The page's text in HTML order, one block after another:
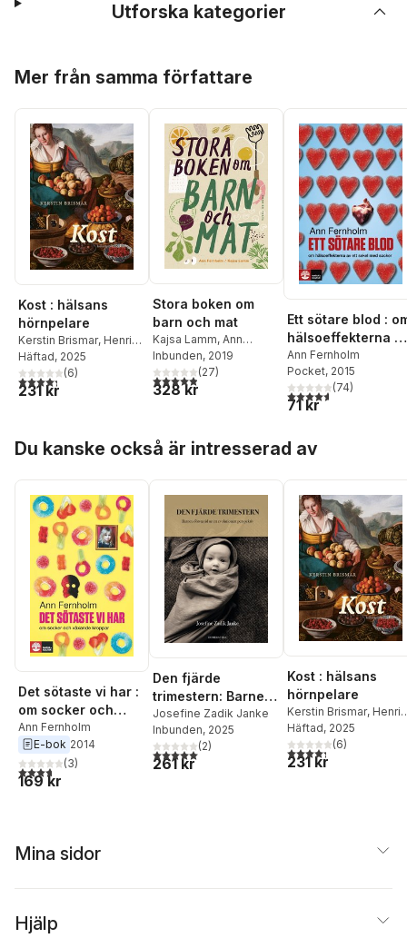
Utforska kategorier
Mer från samma författare
Kost : hälsans
hörnpelare
Kerstin Brismar, Henrik
Ennart,Robert Caesar
Amrendra Mishra
Longo,Ann Fernholm
Granqvist
Häftad, 2025
4,3utav 5 stjärnor. Totalt antal röster:
(6)
231 kr
Stora boken om
barn och mat
Kajsa Lamm, Ann
Fernholm
Inbunden, 2019
4,9utav 5 stjärnor. Totalt antal röster:
(27)
328 kr
Ett sötare blod :
hälsoeffekterna
ett sekel med
socker
Ann Fernholm
Pocket, 2015
4,6utav 5 stjärnor.
(74)
71 kr
Du kanske också är intresserad av
Det sötaste vi har :
om socker och
växande kroppar
Ann Fernholm
E-bok 2014
3,7utav 5 stjärnor. Totalt antal röster:
(3)
169 kr
Den fjärde
trimestern: Barnets
första tid ur ett
evolutionärt
perspektiv
Josefine Zadik Janke
Inbunden, 2025
5,0utav 5 stjärnor. Totalt antal röster:
(2)
261 kr
Kost : hälsans
hörnpelare
Kerstin Brismar, Henrik
Ennart,Robert Caesar
Amrendra Mishra
Longo,Ann Fernholm
Häftad, 2025
4,3utav 5 stjärnor.
(6)
231 kr
Mina sidor
Hjälp